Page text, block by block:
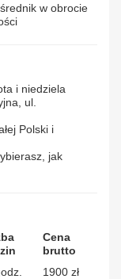
w obrocie
i niedziela
ul.
Polski i
jak
Cena
brutto
1900 zł